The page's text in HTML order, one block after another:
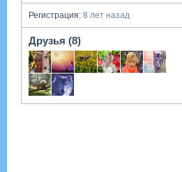
Регистрация:8 лет назад
Друзья (8)